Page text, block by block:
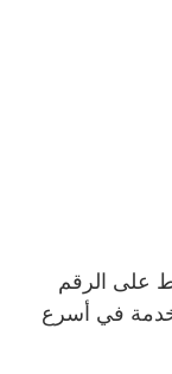
على الرقم
في أسرع